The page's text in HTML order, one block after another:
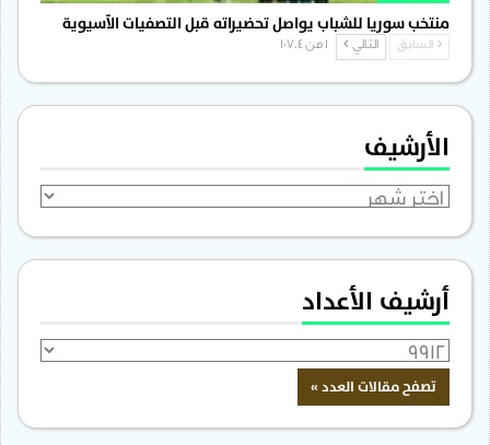
منتخب سوريا للشباب يواصل تحضيراته قبل التصفيات الآسيوية
السابق التالي
الأرشيف
الأرشيف
أرشيف الأعداد